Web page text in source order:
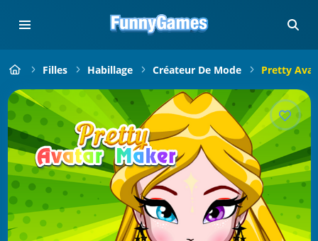
Filles Habillage Créateur De Mode Pretty